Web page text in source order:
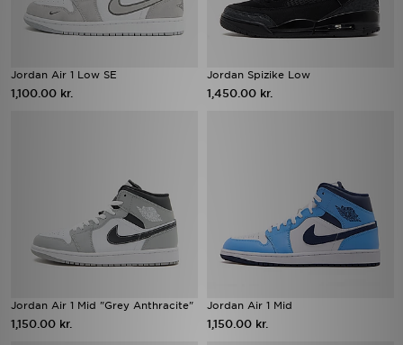
Jordan Air 1 Low SE
1,100.00 kr.
Jordan Spizike Low
1,450.00 kr.
Jordan Air 1 Mid "Grey Anthracite"
1,150.00 kr.
Jordan Air 1 Mid
1,150.00 kr.